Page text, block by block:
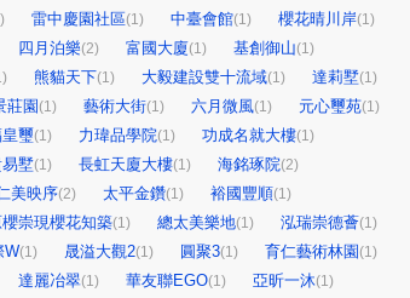
雷中慶園社區(1) 中臺會館(1) 櫻花晴川岸(1)
四月泊樂(2) 富國大廈(1) 基創御山(1)
熊貓天下(1) 大毅建設雙十流域(1) 達莉墅(1)
莊園 (1) 藝術大街(1) 六月微風(1) 元心璽苑(1)
璽(1) 力瑋品學院(1) 功成名就大樓(1)
墅(1) 長虹天廈大樓(1) 海銘琢院(2)
美映序(2) 太平金鑽(1) 裕國豐順(1)
櫻崇現櫻花知築(1) 總太美樂地(1) 泓瑞崇德薈(1)
W(1) 晟溢大觀2(1) 圓聚3(1) 育仁藝術林園 (1)
達麗冶翠(1) 華友聯EGO(1) 亞昕一沐(1)